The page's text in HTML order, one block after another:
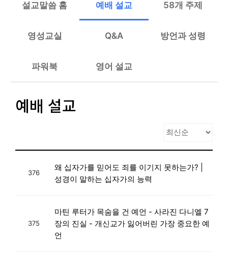
설교말씀 홈 예배 설교 58개 주제
영성교실 Q&A 방언과 성령
파워북 영어 설교
예배 설교
376
왜 십자가를 믿어도 죄를 이기지 못하는가? |
성경이 말하는 십자가의 능력
375
마틴 루터가 목숨을 건 예언 - 사라진 다니엘 7
장의 진실 - 개신교가 잃어버린 가장 중요한 예
언